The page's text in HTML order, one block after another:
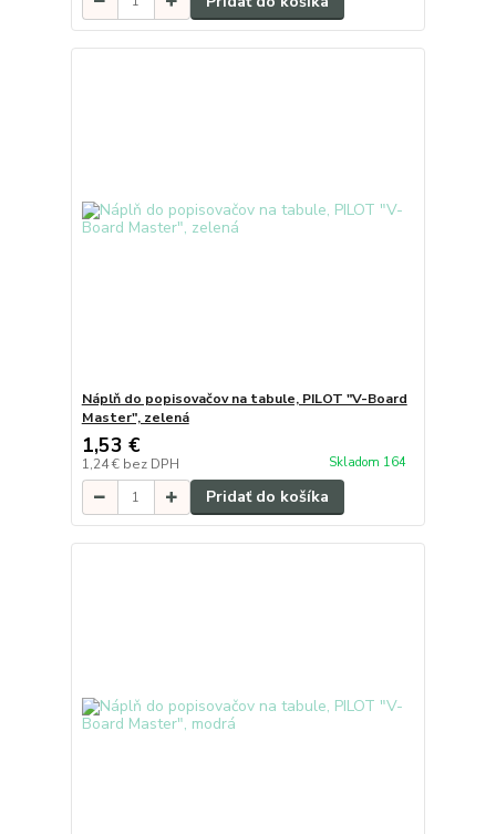
Náplň do popisovačov na tabule, PILOT "V-Board
Master", zelená
1,53 €
1,24 € bez DPH Skladom 164
Pridať do košíka